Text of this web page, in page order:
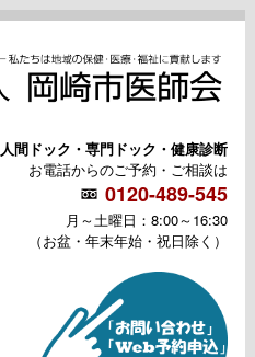
人間ドック・専門ドック・健康診断
お電話からのご予約・ご相談は
0120-489-545
月～土曜日：8:00～16:30
（お盆・年末年始・祝日除く）